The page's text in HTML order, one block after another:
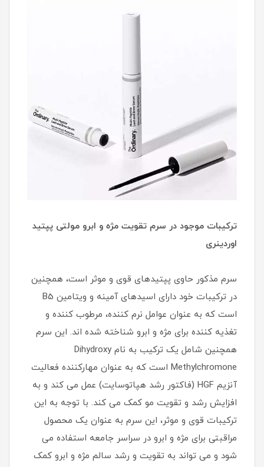
ترکیبات موجود در سرم تقویت مژه و ابرو مولتی پپتید
اوردینری
سرم مذکور حاوی پپتیدهای قوی و موثر است، همچنین
در ترکیبات خود دارای اسیدهای آمینه و ویتامین B5
است که به عنوان عوامل نرم‌ کننده، مرطوب کننده و
تغذیه‌ کننده برای مژه و ابرو شناخته شده‌ اند. این سرم
همچنین شامل یک ترکیب به نام Dihydroxy
Methylchromone است که به عنوان مهارکننده فعالیت
آنزیم HGF (فاکتور رشد هپاتوسایت) عمل می‌ کند و به
افزایش رشد و تقویت مو کمک می‌ کند. با توجه به این
ترکیبات قوی و موثر، این سرم به عنوان یک محصول
مراقبتی برای مژه و ابرو در سراسر جامعه استفاده می‌
شود و می‌ تواند به تقویت و رشد سالم مژه و ابرو کمک